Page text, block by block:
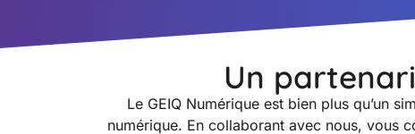
Un
Le GEIQ Numérique est bien plus qu’un
numérique. En collaborant avec nous, vous